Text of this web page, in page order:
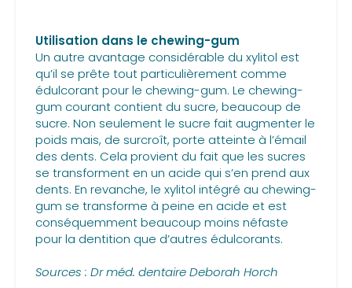
Utilisation dans le chewing-gum
Un autre avantage considérable du xylitol est
qu’il se prête tout particulièrement comme
édulcorant pour le chewing-gum. Le chewing-
gum courant contient du sucre, beaucoup de
sucre. Non seulement le sucre fait augmenter le
poids mais, de surcroît, porte atteinte à l’émail
des dents. Cela provient du fait que les sucres
se transforment en un acide qui s’en prend aux
dents. En revanche, le xylitol intégré au chewing-
gum se transforme à peine en acide et est
conséquemment beaucoup moins néfaste
pour la dentition que d’autres édulcorants.
Sources : Dr méd. dentaire Deborah Horch